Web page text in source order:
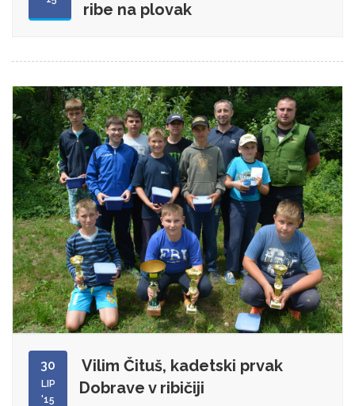
ribe na plovak
30
LIP
'15
Vilim Čituš, kadetski prvak
Dobrave v ribičiji